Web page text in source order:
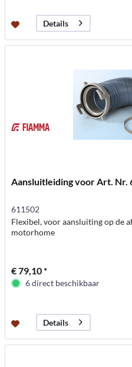
Details
Aansluitleiding voor Art. Nr.
611502
Flexibel, voor aansluiting op de
motorhome
€ 79,10 *
6 direct beschikbaar
Details